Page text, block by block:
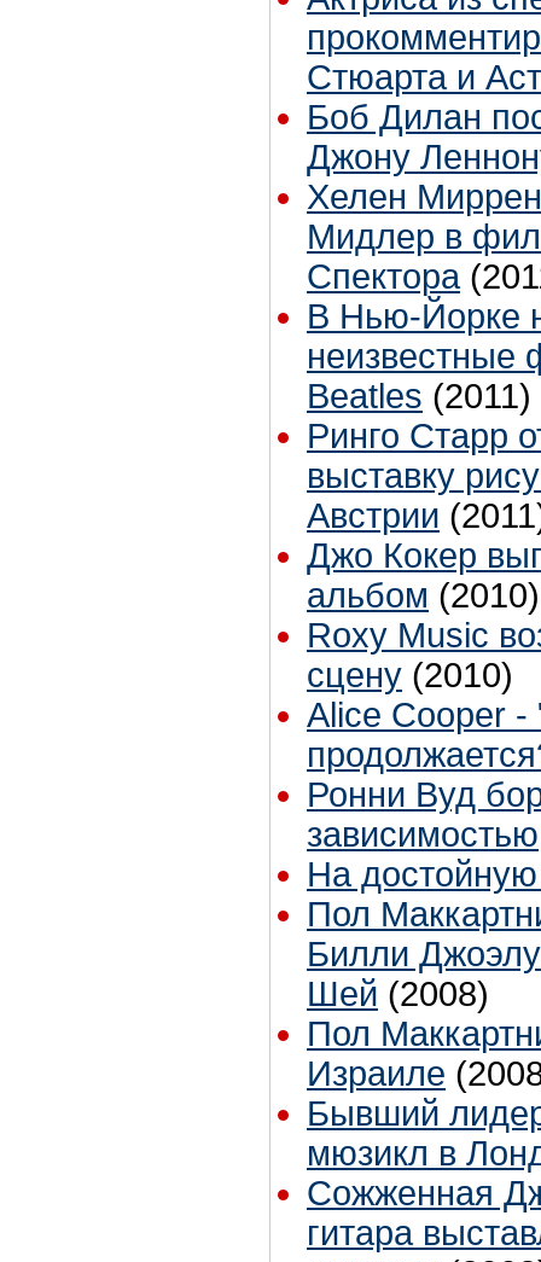
Стюарта и
Боб Дилан
Джону
Хелен
Мидлер в
Спектора
В Нью-Йорке
неизвестные
Beatles (2011)
Ринго Старр
выставку
Австрии
Джо Кокер
альбом (2010)
Roxy Music
сцену (2010)
Alice Cooper
Ронни Вуд
зависимостью
На достойную
Пол
Билли
Шей (2008)
Пол
Израиле
Бывший
мюзикл в
Сожженная
гитара